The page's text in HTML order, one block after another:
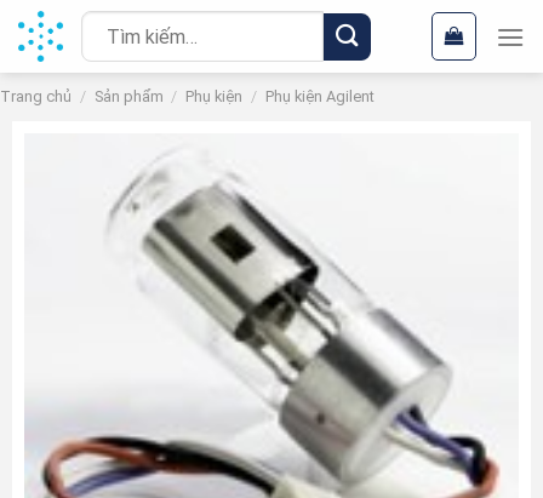
Chuyển
đến
nội
dung
Tìm
kiếm:
Trang chủ / Sản phẩm / Phụ kiện / Phụ kiện Agilent